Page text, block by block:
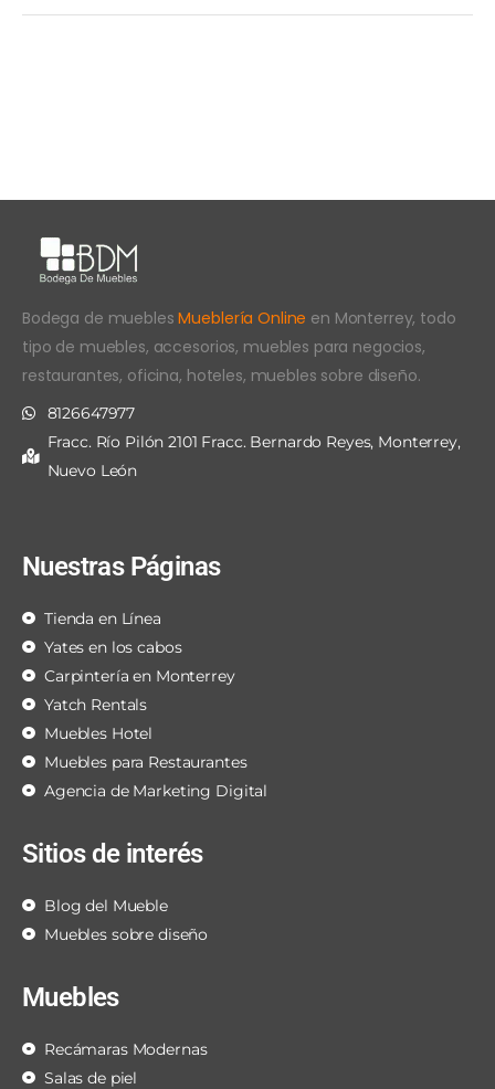
Bodega de mueblesMueblería Online en Monterrey, todo
tipo de muebles, accesorios, muebles para negocios,
restaurantes, oficina, hoteles, muebles sobre diseño.
8126647977
Fracc. Río Pilón 2101 Fracc. Bernardo Reyes, Monterrey,
Nuevo León
Nuestras Páginas
Tienda en Línea
Yates en los cabos
Carpintería en Monterrey
Yatch Rentals
Muebles Hotel
Muebles para Restaurantes
Agencia de Marketing Digital
Sitios de interés
Blog del Mueble
Muebles sobre diseño
Muebles
Recámaras Modernas
Salas de piel